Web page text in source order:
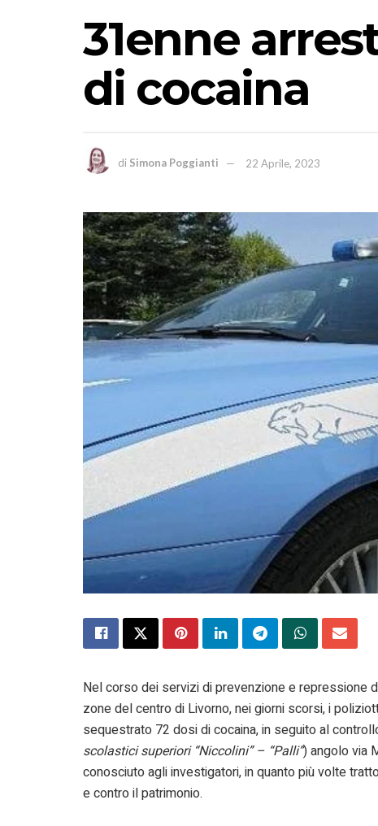
31enne
di cocaina
di Simona Poggianti 22 Aprile, 2023
Nel corso dei servizi di prevenzione e
zone del centro di Livorno, nei giorni scorsi, i
sequestrato 72 dosi di cocaina, in seguito al
scolastici superiori “Niccolini” – “Palli”) angolo via
conosciuto agli investigatori, in quanto più volte
e contro il patrimonio.